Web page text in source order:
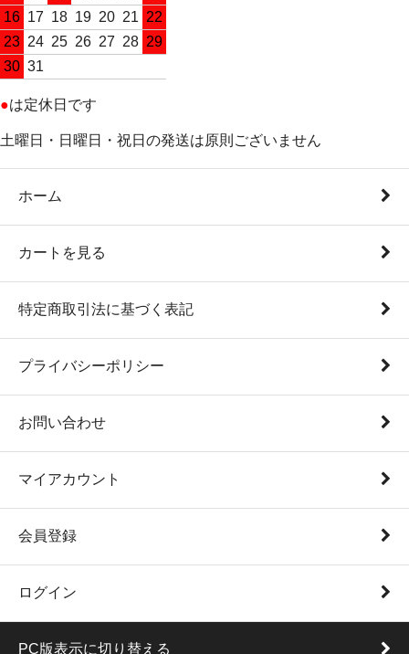
16 17 18 19 20 21 22
23 24 25 26 27 28 29
30 31
●は定休日です
土曜日・日曜日・祝日の発送は原則ございません
ホーム
カートを見る
特定商取引法に基づく表記
プライバシーポリシー
お問い合わせ
マイアカウント
会員登録
ログイン
PC版表示に切り替える